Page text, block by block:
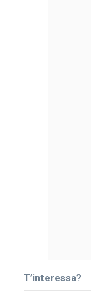
T’interessa?